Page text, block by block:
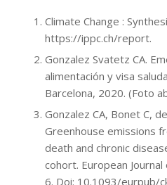
Climate Change :
https://ippc.ch/report.
Gonzalez Svatetz CA.
alimentación y visa
Barcelona, 2020. (Foto
Gonzalez CA, Bonet C,
Greenhouse emissions
death and chronic
cohort. European
6. Doi: 10.1093/eurpub/